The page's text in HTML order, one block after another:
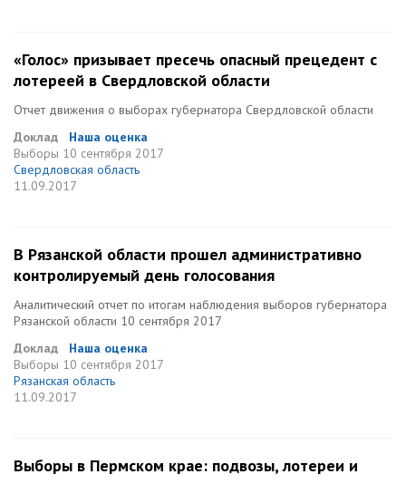
«Голос» призывает пресечь опасный прецедент с
лотереей в Свердловской области
Отчет движения о выборах губернатора Свердловской области
Доклад
Наша оценка
Выборы 10 сентября 2017
Свердловская область
11.09.2017
В Рязанской области прошел административно
контролируемый день голосования
Аналитический отчет по итогам наблюдения выборов губернатора
Рязанской области 10 сентября 2017
Доклад
Наша оценка
Выборы 10 сентября 2017
Рязанская область
11.09.2017
Выборы в Пермском крае: подвозы, лотереи и